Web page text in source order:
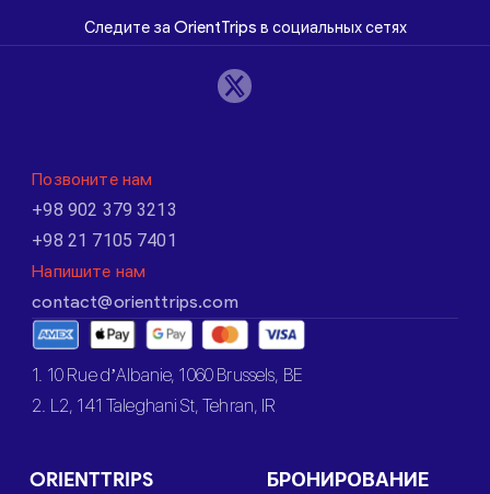
Следите за OrientTrips в социальных сетях
Позвоните нам
+98 902 379 3213
+98 21 7105 7401
Напишите нам
contact@orienttrips.com
1. 10 Rue d’Albanie, 1060 Brussels, BE
2. L2, 141 Taleghani St, Tehran, IR
ORIENTTRIPS БРОНИРОВАНИЕ